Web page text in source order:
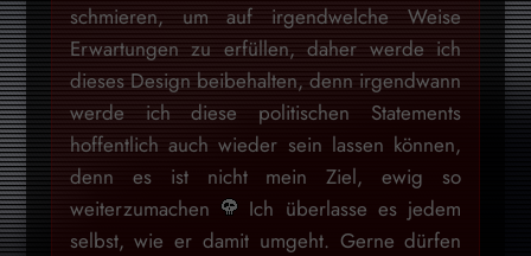
schmieren, um auf irgendwelche Weise
Erwartungen zu erfüllen, daher werde ich
dieses Design beibehalten, denn irgendwann
werde ich diese politischen Statements
hoffentlich auch wieder sein lassen können,
denn es ist nicht mein Ziel, ewig so
weiterzumachen
Ich überlasse es jedem
selbst, wie er damit umgeht. Gerne dürfen